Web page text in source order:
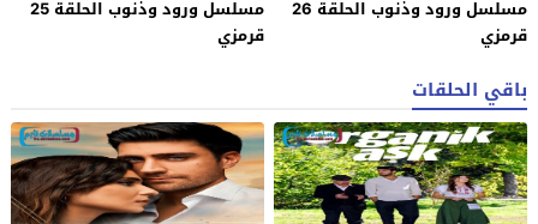
مسلسل ورود وذنوب الحلقة 26
قرمزي
مسلسل ورود وذنوب الحلقة 25
قرمزي
باقي الحلقات